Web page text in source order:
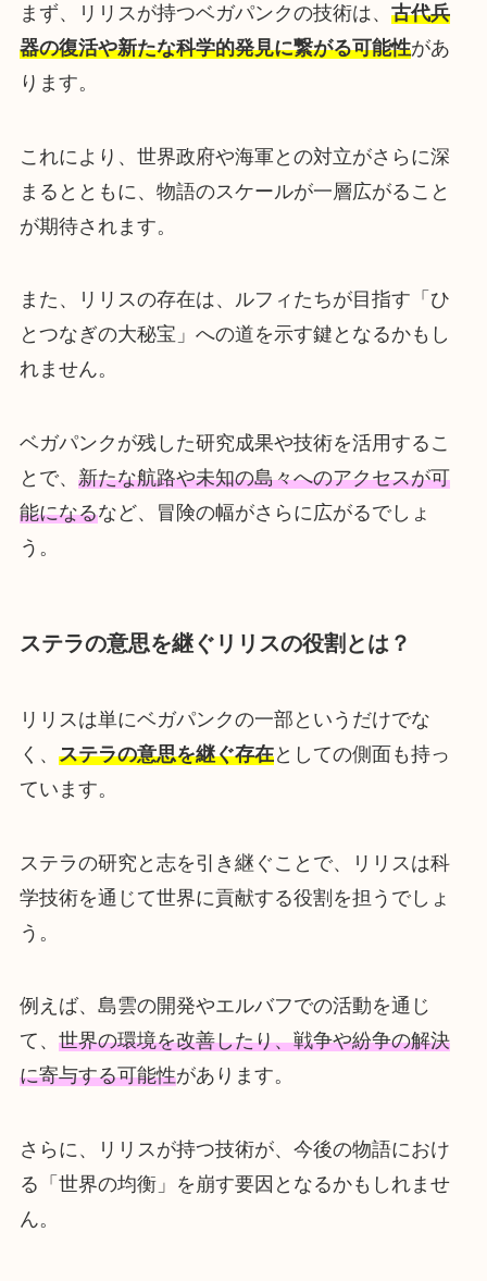
まず、リリスが持つベガパンクの技術は、 古代兵
器の復活や新たな科学的発見に繋がる可能性があ
ります。
これにより、世界政府や海軍との対立がさらに深
まるとともに、物語のスケールが一層広がること
が期待されます。
また、リリスの存在は、ルフィたちが目指す「ひ
とつなぎの大秘宝」への道を示す鍵となるかもし
れません。
ベガパンクが残した研究成果や技術を活用するこ
とで、 新たな航路や未知の島々へのアクセスが可
能になるなど、冒険の幅がさらに広がるでしょ
う。
ステラの意思を継ぐリリスの役割とは？
リリスは単にベガパンクの一部というだけでな
く、 ステラの意思を継ぐ存在としての側面も持っ
ています。
ステラの研究と志を引き継ぐことで、リリスは科
学技術を通じて世界に貢献する役割を担うでしょ
う。
例えば、島雲の開発やエルバフでの活動を通じ
て、 世界の環境を改善したり、戦争や紛争の解決
に寄与する可能性があります。
さらに、リリスが持つ技術が、今後の物語におけ
る「世界の均衡」を崩す要因となるかもしれませ
ん。